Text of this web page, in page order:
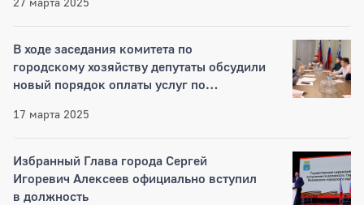
В ходе заседания комитета по
городскому хозяйству депутаты обсудили
новый порядок оплаты услуг по
17 марта 2025
Избранный Глава города Сергей
Игоревич Алексеев официально вступил
в должность